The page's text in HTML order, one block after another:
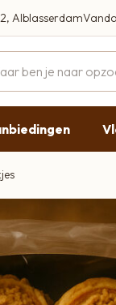
Alblasserdam
Woensdag
Vrijdag
Zaterdag
Zondag